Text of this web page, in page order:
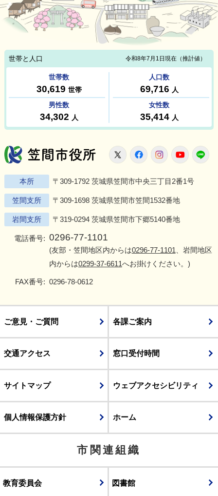
笠間市役所
X FacebookInstagram
本所 〒309-1792 茨城県笠間市中央三丁目2番1号
笠間支所 〒309-1698 茨城県笠間市笠間1532番地
岩間支所 〒319-0294 茨城県笠間市下郷5140番地
電話番号: 0296-77-1101
(友部・笠間地区内からは0296-77-1101 、岩間地区
内からは0299-37-6611へお掛けください。)
FAX番号: 0296-78-0612
ご意見・ご質問 各課ご案内
交通アクセス 窓口受付時間
サイトマップ ウェブアクセシビリティ
個人情報保護方針 ホーム
市関連組織
教育委員会 図書館